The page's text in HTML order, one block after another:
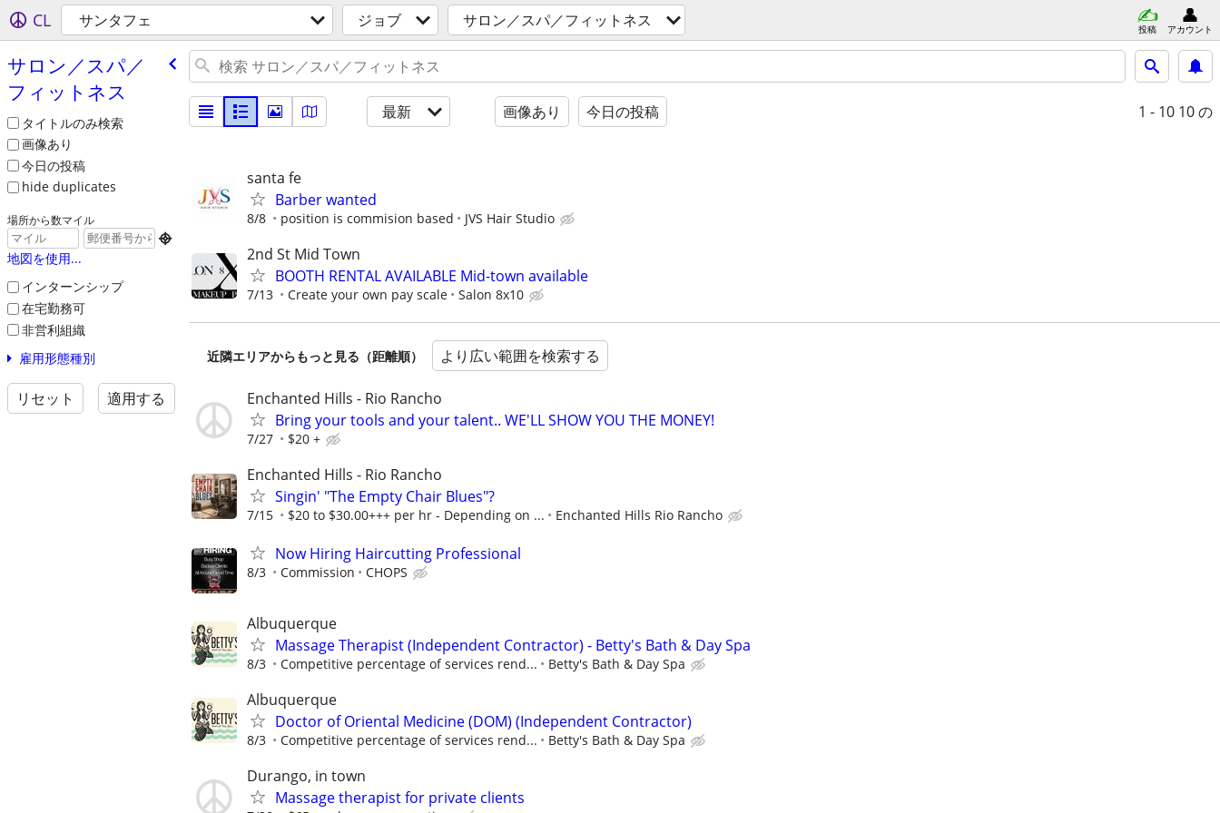
CL サンタフェ ジョブ サロン／スパ／フィットネス 投稿 アカウント
サロン／スパ／
フィットネス
タイトルのみ検索
画像あり
今日の投稿
hide duplicates
場所から数マイル

地図を使用...
インターンシップ
在宅勤務可
非営利組織
雇用形態種別
リセット 適用する
最新 画像あり 今日の投稿 1 - 10 10 の
santa fe
Barber wanted
8/8 position is commision based JVS Hair Studio
2nd St Mid Town
BOOTH RENTAL AVAILABLE Mid-town available
7/13 Create your own pay scale Salon 8x10
近隣エリアからもっと見る（距離順） より広い範囲を検索する
Enchanted Hills - Rio Rancho
Bring your tools and your talent.. WE'LL SHOW YOU THE MONEY!
7/27 $20 +
Enchanted Hills - Rio Rancho
Singin' "The Empty Chair Blues"?
7/15 $20 to $30.00+++ per hr - Depending on ... Enchanted Hills Rio Rancho
Now Hiring Haircutting Professional
8/3 Commission CHOPS
Albuquerque
Massage Therapist (Independent Contractor) - Betty's Bath & Day Spa
8/3 Competitive percentage of services rend... Betty's Bath & Day Spa
Albuquerque
Doctor of Oriental Medicine (DOM) (Independent Contractor)
8/3 Competitive percentage of services rend... Betty's Bath & Day Spa
Durango, in town
Massage therapist for private clients